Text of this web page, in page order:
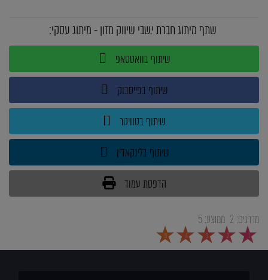
שתף מיתוג חברת י.שבי שיווק מזון - מיתוג עסקי:
שיתוף בוואטסאפ
שיתוף בפייסבוק
שיתוף בטוויטר
שיתוף בלינקאדין
הדפסת עמוד
מדרגים: 2 ממוצע:5
1
2
3
4
5